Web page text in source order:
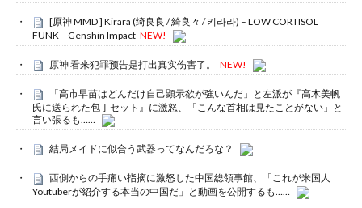
[原神 MMD ] Kirara (绮良良 / 綺良々 / 키라라) – LOW CORTISOL
FUNK – Genshin Impact NEW!
原神 看来犯罪预告是打出真实伤害了。 NEW!
「高市早苗はどんだけ自己顕示欲が強いんだ」と左派が『高木美帆
氏に送られた包丁セット』に激怒、「こんな首相は見たことがない」と
言い張るも……
結局メイドに似合う武器ってなんだろな？
西側からの手痛い指摘に激怒した中国総領事館、「これが米国人
Youtuberが紹介する本当の中国だ」と動画を公開するも……